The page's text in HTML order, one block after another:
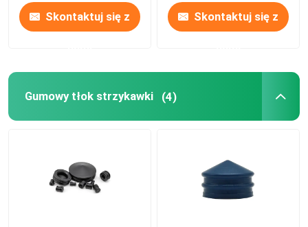
Skontaktuj się z Skontaktuj się z
Gumowy tłok strzykawki (4)